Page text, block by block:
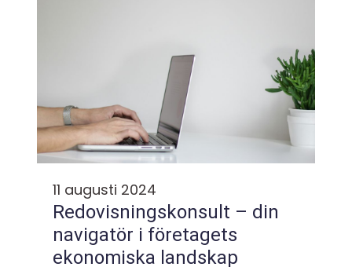
11 augusti 2024
Redovisningskonsult – din
navigatör i företagets
ekonomiska landskap